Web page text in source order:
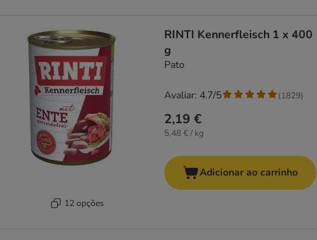
12 opções
RINTI Kennerfleisch 1 x 400
g
Pato
2,19 €
5,48 € / kg
Avaliar: 4.7/5 (1829)
Adicionar ao carrinho